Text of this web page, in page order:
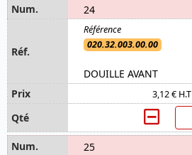
24
020.32.003.00.00
DOUILLE AVANT
3,12 € H.T
25